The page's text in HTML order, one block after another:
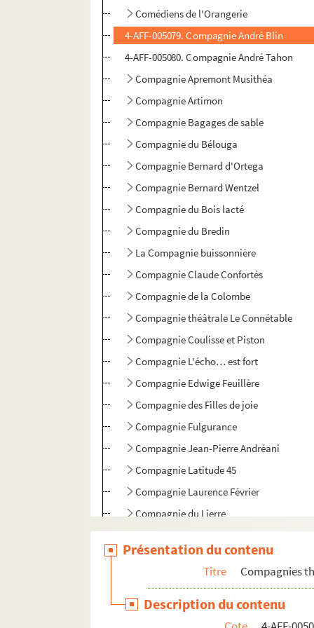
Comédiens de l'Orangerie
4-AFF-005079. Compagnie André Blin
4-AFF-005080. Compagnie André Tahon
Compagnie Apremont Musithéa
Compagnie Artimon
Compagnie Bagages de sable
Compagnie du Bélouga
Compagnie Bernard d'Ortega
Compagnie Bernard Wentzel
Compagnie du Bois lacté
Compagnie du Bredin
La Compagnie buissonnière
Compagnie Claude Confortès
Compagnie de la Colombe
Compagnie théâtrale Le Connétable
Compagnie Coulisse et Piston
Compagnie L'écho… est fort
Compagnie Edwige Feuillère
Compagnie des Filles de joie
Compagnie Fulgurance
Compagnie Jean-Pierre Andréani
Compagnie Latitude 45
Compagnie Laurence Février
Compagnie du Lierre
Compagnie de la Lune bleue
Compagnie Marie Bell
Compagnie du Paillasse
Compagnie Philippe Genty
Compagnie professionnelle du 16e
Présentation du contenu
Titre Compagnies
Description du contenu